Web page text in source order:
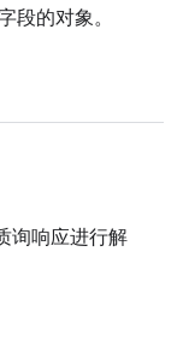
段的对象。
询响应进行解